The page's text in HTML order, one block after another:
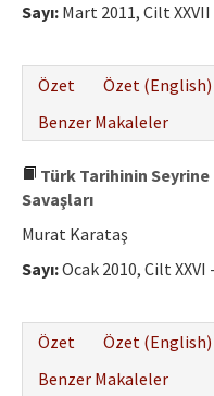
Sayı: Mart 2011, Cilt XXVII
Özet
Özet (English)
Benzer Makaleler
Türk Tarihinin
Savaşları
Murat Karataş
Sayı:Ocak 2010, Cilt XXVI
Özet
Özet (English)
Benzer Makaleler